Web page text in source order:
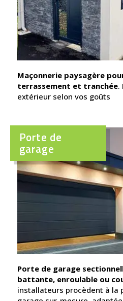
Maçonnerie paysagère
terrassement et tranchée.
extérieur selon vos goûts
Porte de
garage
Porte de garage
battante, enroulable ou
installateurs procèdent à la